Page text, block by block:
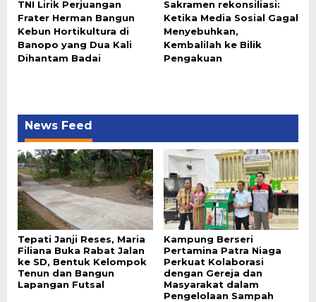
TNI Lirik Perjuangan
Frater Herman Bangun
Kebun Hortikultura di
Banopo yang Dua Kali
Dihantam Badai
Sakramen rekonsiliasi:
Ketika Media Sosial Gagal
Menyebuhkan,
Kembalilah ke Bilik
Pengakuan
News Feed
Tepati Janji Reses, Maria
Filiana Buka Rabat Jalan
ke SD, Bentuk Kelompok
Tenun dan Bangun
Lapangan Futsal
Kampung Berseri
Pertamina Patra Niaga
Perkuat Kolaborasi
dengan Gereja dan
Masyarakat dalam
Pengelolaan Sampah